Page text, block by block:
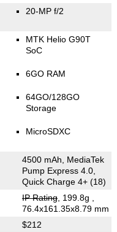
20-MP f/2
MTK Helio G90T
SoC
6GO RAM
64GO/128GO
Storage
MicroSDXC
4500 mAh, MediaTek
Pump Express 4.0,
Quick Charge 4+ (18)
IP Rating, 199.8g
76.4x161.35x8.79 mm
$212